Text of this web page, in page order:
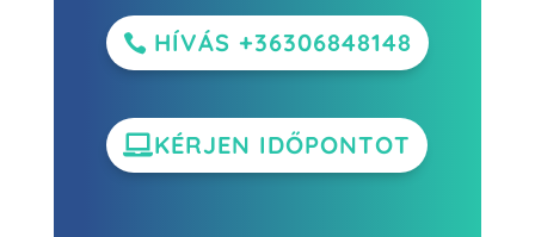
HÍVÁS +36306848148
KÉRJEN IDŐPONTOT